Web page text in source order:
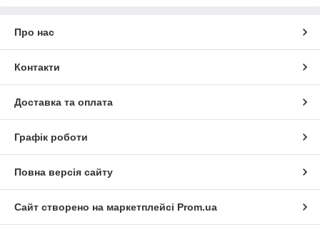
Про нас
Контакти
Доставка та оплата
Графік роботи
Повна версія сайту
Сайт створено на маркетплейсі Prom.ua